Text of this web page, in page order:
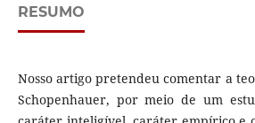
RESUMO
Nosso artigo pretendeu comentar a
Schopenhauer, por meio de um